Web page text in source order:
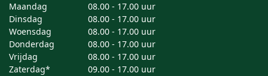
Maandag
08.00 - 17.00 uur
Dinsdag
08.00 - 17.00 uur
Woensdag
08.00 - 17.00 uur
Donderdag
08.00 - 17.00 uur
Vrijdag
08.00 - 17.00 uur
Zaterdag*
09.00 - 17.00 uur